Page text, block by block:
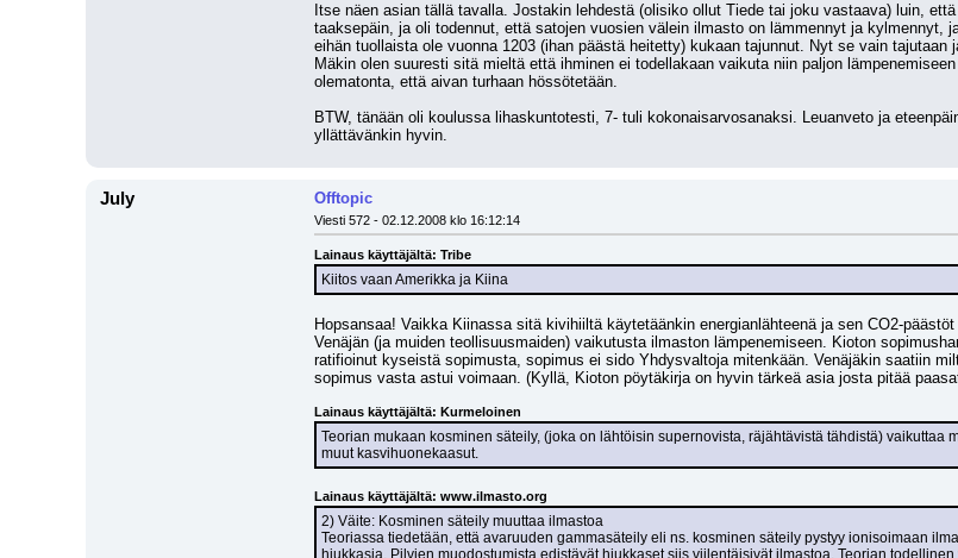
Itse näen asian tällä tavalla. Jostakin lehdestä (olisiko ollut Tiede tai joku vastaava) luin,
taaksepäin, ja oli todennut, että satojen vuosien välein ilmasto on lämmennyt ja
eihän tuollaista ole vuonna 1203 (ihan päästä heitetty) kukaan tajunnut. Nyt se vain tajutaan
Mäkin olen suuresti sitä mieltä että ihminen ei todellakaan vaikuta niin paljon
olematonta, että aivan turhaan hössötetään.
BTW, tänään oli koulussa lihaskuntotesti, 7- tuli kokonaisarvosanaksi. Leuanveto ja
yllättävänkin hyvin.
July Offtopic
Viesti 572 - 02.12.2008 klo 16:12:14
Lainaus käyttäjältä: Tribe
Kiitos vaan Amerikka ja Kiina
Hopsansaa! Vaikka Kiinassa sitä kivihiiltä käytetäänkin energianlähteenä ja sen CO2-
Venäjän (ja muiden teollisuusmaiden) vaikutusta ilmaston lämpenemiseen. Kioton
ratifioinut kyseistä sopimusta, sopimus ei sido Yhdysvaltoja mitenkään. Venäjäkin saatiin
sopimus vasta astui voimaan. (Kyllä, Kioton pöytäkirja on hyvin tärkeä asia josta pitää
Lainaus käyttäjältä: Kurmeloinen
Teorian mukaan kosminen säteily, (joka on lähtöisin supernovista, räjähtävistä tähdistä)
muut kasvihuonekaasut.
Lainaus käyttäjältä: www.ilmasto.org
2) Väite: Kosminen säteily muuttaa ilmastoa
Teoriassa tiedetään, että avaruuden gammasäteily eli ns. kosminen säteily pystyy ionisoimaan
hiukkasia. Pilvien muodostumista edistävät hiukkaset siis viilentäisivät ilmastoa. Teorian